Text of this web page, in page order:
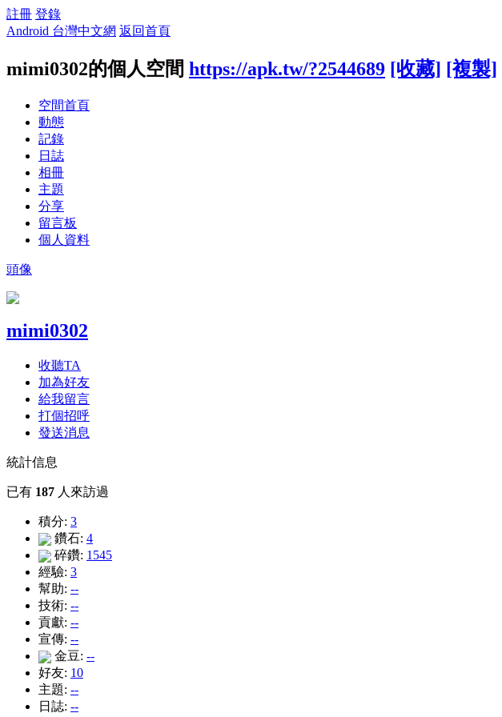
註冊 登錄
Android 台灣中文網 返回首頁
mimi0302的個人空間 https://apk.tw/?2544689 [收藏] [複製]
空間首頁
動態
記錄
日誌
相冊
主題
分享
留言板
個人資料
頭像
mimi0302
收聽TA
加為好友
給我留言
打個招呼
發送消息
統計信息
已有 187 人來訪過
積分: 3
鑽石: 4
碎鑽: 1545
經驗: 3
幫助: --
技術: --
貢獻: --
宣傳: --
金豆: --
好友: 10
主題: --
日誌: --